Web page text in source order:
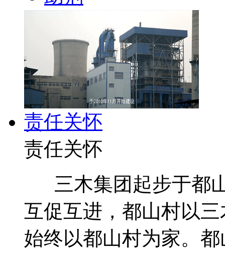
责任关怀
责任关怀
三木集团起步于都
互促互进，都山村以
始终以都山村为家。